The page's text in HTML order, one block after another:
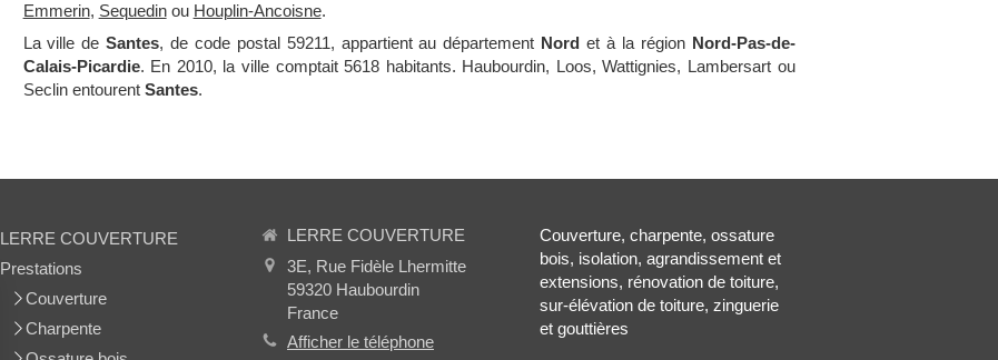
Emmerin, Sequedinou Houplin-Ancoisne.
La ville deSantes, de code postal 59211, appartient au département Nord et à la région Nord-Pas-de-
Calais-Picardie. En 2010, la ville comptait 5618 habitants. Haubourdin, Loos, Wattignies, Lambersart ou
Seclin entourent Santes.
LERRE COUVERTURE
Prestations
Couverture
Charpente
LERRE COUVERTURE
3E, Rue Fidèle Lhermitte
59320 Haubourdin
France
Afficher le téléphone
Couverture, charpente, ossature
bois, isolation, agrandissement et
extensions, rénovation de toiture,
sur-élévation de toiture, zinguerie
et gouttières